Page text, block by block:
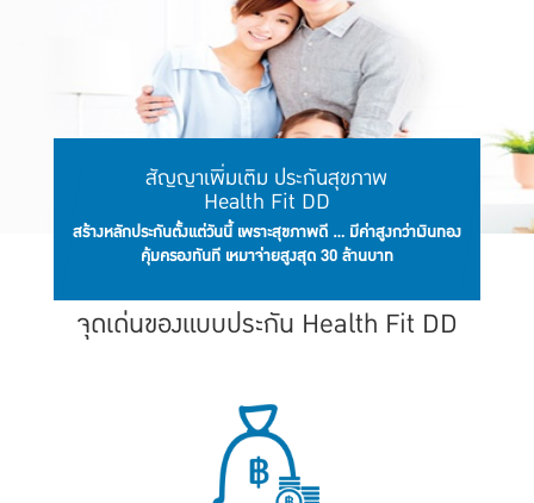
สัญญาเพิ่มเติม ประกันสุขภาพ
Health Fit DD
สร้างหลักประกันตั้งแต่วันนี้ เพราะสุขภาพดี ... มีค่าสูงกว่าเงินทอง
คุ้มครองทันที เหมาจ่ายสูงสุด 30 ล้านบาท
จุดเด่นของแบบประกัน Health Fit DD